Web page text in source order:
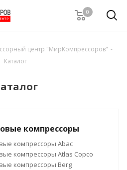
0
центр "МирКомпрессоров" -
Каталог
компрессоры
компрессоры Abac
компрессоры Atlas Copco
компрессоры Berg